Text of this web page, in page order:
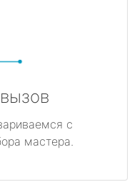
с
мастера.